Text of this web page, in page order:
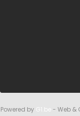
Powered by G1.be- Web &